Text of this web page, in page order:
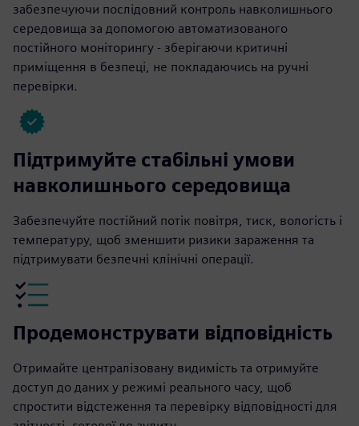
забезпечуючи послідовний контроль навколишнього
середовища за допомогою автоматизованого
постійного моніторингу - зберігаючи критичні
приміщення в безпеці, не покладаючись на ручні
перевірки.
Підтримуйте стабільні умови
навколишнього середовища
Забезпечуйте постійний потік повітря, тиск, вологість і
температуру, щоб зменшити ризики зараження та
підтримувати безпечні клінічні операції.
Продемонструвати відповідність
Отримайте централізовану видимість та отримуйте
доступ до даних у режимі реального часу, щоб
спростити відстеження та перевірку відповідності для